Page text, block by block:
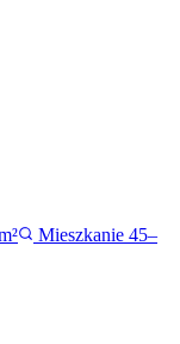
Mieszkanie 45–